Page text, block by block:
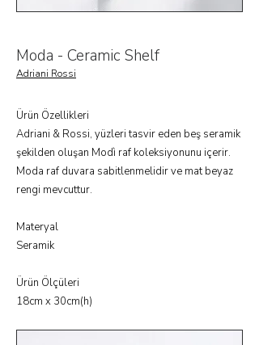
Moda - Ceramic Shelf
Adriani Rossi
Ürün Özellikleri
Adriani & Rossi, yüzleri tasvir eden beş seramik
şekilden oluşan Modì raf koleksiyonunu içerir.
Moda raf duvara sabitlenmelidir ve mat beyaz
rengi mevcuttur.
Materyal
Seramik
Ürün Ölçüleri
18cm x 30cm(h)